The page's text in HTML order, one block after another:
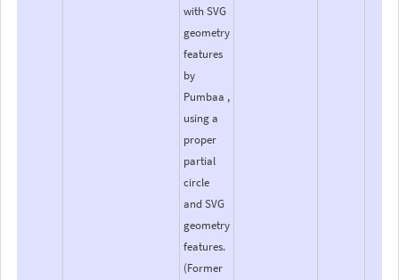
with SVG
geometry
features
by
Pumbaa ,
using a
proper
partial
circle
and SVG
geometry
features.
(Former